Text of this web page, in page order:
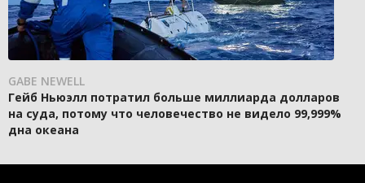
GABE NEWELL
Гейб Ньюэлл потратил больше миллиарда долларов
на суда, потому что человечество не видело 99,999%
дна океана